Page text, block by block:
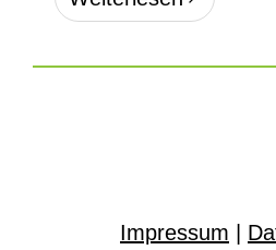
Impressum